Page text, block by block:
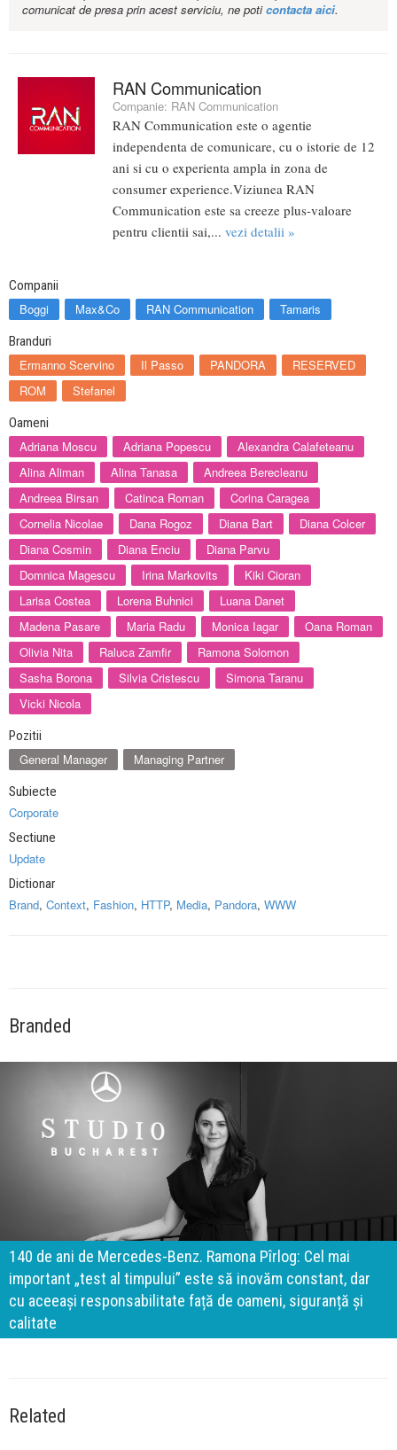
comunicat de presa prin acest serviciu, ne poticontacta aici.
RAN Communication
Companie: RAN Communication
RAN Communication este o agentie
independenta de comunicare, cu o istorie de 12
ani si cu o experienta ampla in zona de
consumer experience.Viziunea RAN
Communication este sa creeze plus-valoare
pentru clientii sai,... vezi detalii »
Companii
Boggi Max&Co RAN Communication Tamaris
Branduri
Ermanno Scervino Il Passo PANDORA
RESERVED
ROM
Stefanel
Oameni
Adriana Moscu Adriana Popescu
Alexandra Calafeteanu
Alina Aliman
Alina Tanasa
Andreea Berecleanu
Andreea Birsan
Catinca Roman
Corina Caragea
Cornelia Nicolae
Dana Rogoz Diana Bart
Diana Colcer
Diana Cosmin
Diana Enciu
Diana Parvu
Domnica Magescu
Irina Markovits
Kiki Cioran
Larisa Costea
Lorena Buhnici
Luana Danet
Madena Pasare
Maria Radu Monica Iagar
Oana Roman
Olivia Nita
Raluca Zamfir
Ramona Solomon
Sasha Borona
Silvia Cristescu
Simona Taranu
Vicki Nicola
Pozitii
General Manager Managing Partner
Subiecte
Corporate
Sectiune
Update
Dictionar
Brand, Context, Fashion, HTTP, Media, Pandora, WWW
Branded
140 de ani de Mercedes-Benz. Ramona Pîrlog: Cel mai
important „test al timpului” este să inovăm constant, dar
cu aceeași responsabilitate față de oameni, siguranță și
calitate
Related